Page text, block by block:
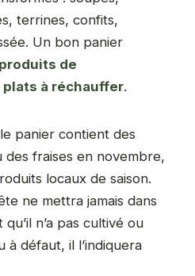
terrines, confits,
Un bon panier
produits de
à réchauffer.
panier contient des
des fraises en novembre,
locaux de saison.
ne mettra jamais dans
n’a pas cultivé ou
à défaut, il l’indiquera